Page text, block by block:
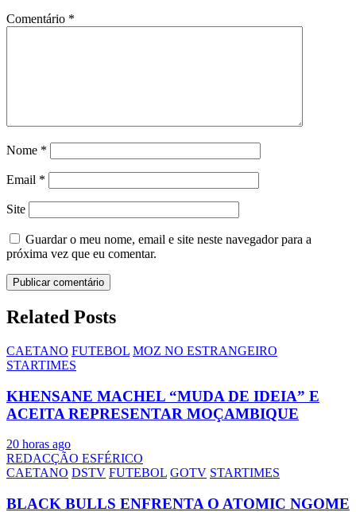
Comentário *
Nome *
Email *
Site
Guardar o meu nome, email e site neste navegador para a
próxima vez que eu comentar.
Related Posts
CAETANO FUTEBOL MOZ NO ESTRANGEIRO
STARTIMES
KHENSANE MACHEL “MUDA DE IDEIA” E
ACEITA REPRESENTAR MOÇAMBIQUE
20 horas ago
REDACÇÃO ESFÉRICO
CAETANO DSTV FUTEBOL GOTV STARTIMES
BLACK BULLS ENFRENTA O ATOMIC NGOME